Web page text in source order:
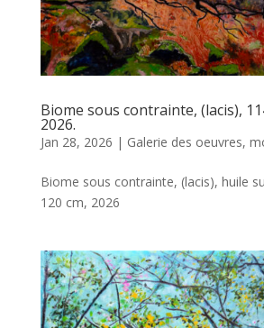
Biome sous contrainte, (lacis),
2026.
Jan 28, 2026 | Galerie des oeuvres,
Biome sous contrainte, (lacis), huile
120 cm, 2026